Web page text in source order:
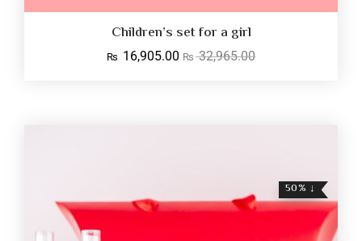
Children’s set for a girl
₨ 32,965.00
₨ 16,905.00
↓ 50%